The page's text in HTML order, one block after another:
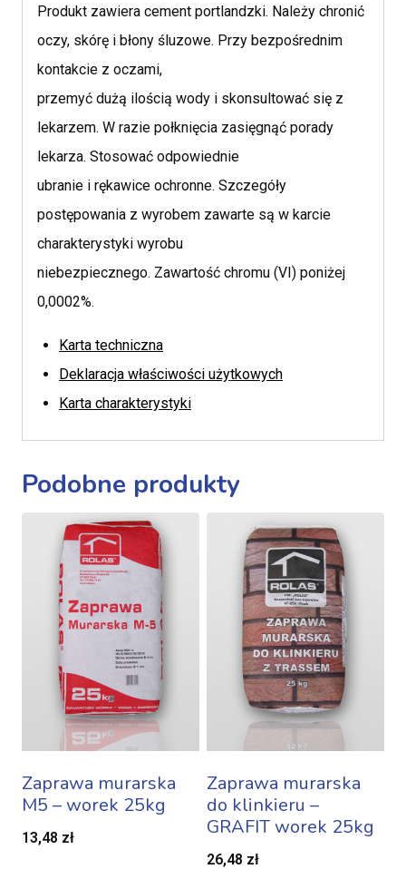
Produkt zawiera cement portlandzki. Należy chronić
oczy, skórę i błony śluzowe. Przy bezpośrednim
kontakcie z oczami,
przemyć dużą ilością wody i skonsultować się z
lekarzem. W razie połknięcia zasięgnąć porady
lekarza. Stosować odpowiednie
ubranie i rękawice ochronne. Szczegóły
postępowania z wyrobem zawarte są w karcie
charakterystyki wyrobu
niebezpiecznego. Zawartość chromu (VI) poniżej
0,0002%.
Karta techniczna
Deklaracja właściwości użytkowych
Karta charakterystyki
Podobne produkty
Zaprawa murarska
M5 – worek 25kg
13,48 zł
Zaprawa murarska
do klinkieru –
GRAFIT worek 25kg
26,48 zł